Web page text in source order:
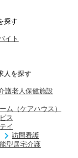
探す
イト
人を探す
護老人保健施設
ム（ケアハウス）
ス
イ
訪問看護
型居宅介護